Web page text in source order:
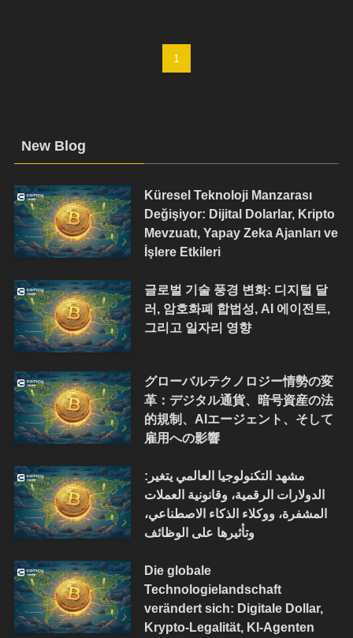
1
New Blog
Küresel Teknoloji Manzarası
Değişiyor: Dijital Dolarlar, Kripto
Mevzuatı, Yapay Zeka Ajanları ve
İşlere Etkileri
글로벌 기술 풍경 변화: 디지털 달
러, 암호화폐 합법성, AI 에이전트,
그리고 일자리 영향
グローバルテクノロジー情勢の変
革：デジタル通貨、暗号資産の法
的規制、AIエージェント、そして
雇用への影響
مشهد التكنولوجيا العالمي يتغير:
الدولارات الرقمية، وقانونية العملات
المشفرة، ووكلاء الذكاء الاصطناعي،
وتأثيرها على الوظائف
Die globale
Technologielandschaft
verändert sich: Digitale Dollar,
Krypto-Legalität, KI-Agenten